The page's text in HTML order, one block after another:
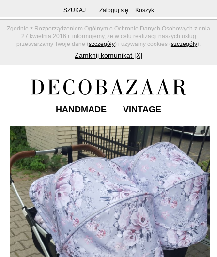
Zgodnie z Rozporządzeniem Ogólnym o Ochronie Danych Osobowych z dnia
27 kwietnia 2016 r. informujemy, że w celu realizacji naszych usług
przetwarzamy Twoje dane (szczegóły) i używamy cookies (szczegóły).
Zamknij komunikat [X]
SZUKAJ Zaloguj się Koszyk
HANDMADE VINTAGE